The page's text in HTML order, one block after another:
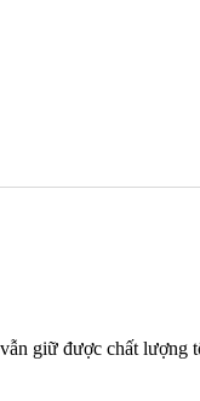
giữ được chất lượng